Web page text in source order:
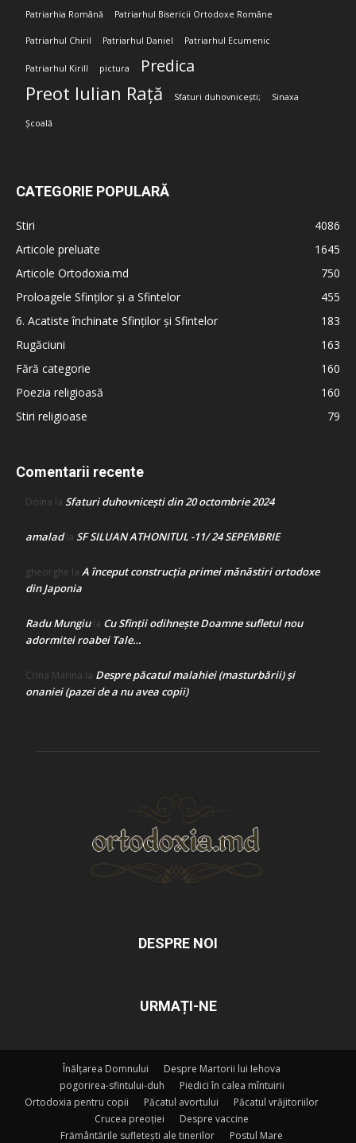
Patriarhia Română Patriarhul Bisericii Ortodoxe Române
Patriarhul Chiril Patriarhul Daniel Patriarhul Ecumenic
Patriarhul Kirill pictura Predica
Preot Iulian Rață Sfaturi duhovnicești; Sinaxa
Școală
CATEGORIE POPULARĂ
Stiri
4086
Articole preluate
1645
Articole Ortodoxia.md
750
Proloagele Sfinților și a Sfintelor
455
6. Acatiste închinate Sfinților și Sfintelor
183
Rugăciuni
163
Fără categorie
160
Poezia religioasă
160
Stiri religioase
79
Comentarii recente
Doina la Sfaturi duhovnicești din 20 octombrie 2024
amaladla SF SILUAN ATHONITUL -11/ 24 SEPEMBRIE
gheorghe la A început construcţia primei mănăstiri ortodoxe
din Japonia
Radu Mungiula Cu Sfinții odihnește Doamne sufletul nou
adormitei roabei Tale…
Crina Marina la Despre păcatul malahiei (masturbării) şi
onaniei (pazei de a nu avea copii)
DESPRE NOI
URMAȚI-NE
Înălțarea Domnului
Despre Martorii lui Iehova
pogorirea-sfintului-duh
Piedici în calea mîntuirii
Ortodoxia pentru copii
Păcatul avortului
Păcatul vrăjitoriilor
Crucea preoției
Despre vaccine
Frământările sufletești ale tinerilor
Postul Mare